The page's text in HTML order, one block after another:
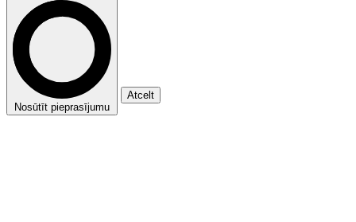
Nosūtīt pieprasījumu
Atcelt